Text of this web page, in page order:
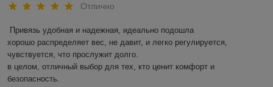
Отлично
Привязь удобная и надежная, идеально подошла
хорошо распределяет вес, не давит, и легко регулируется,
чувствуется, что прослужит долго.
в целом, отличный выбор для тех, кто ценит комфорт и
безопасность.